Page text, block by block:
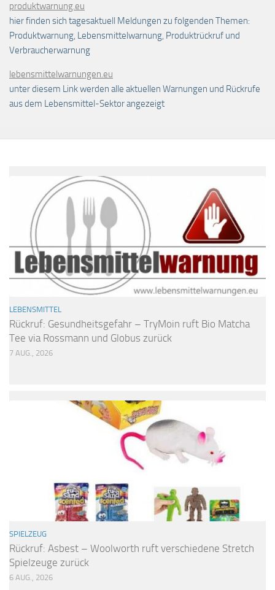
produktwarnung.eu
hier finden sich tagesaktuell Meldungen zu folgenden Themen:
Produktwarnung, Lebensmittelwarnung, Produktrückruf und
Verbraucherwarnung
lebensmittelwarnungen.eu
unter diesem Link werden alle aktuellen Warnungen und Rückrufe
aus dem Lebensmittel-Sektor angezeigt
LEBENSMITTEL
Rückruf: Gesundheitsgefahr – TryMoin ruft Bio Matcha
Tee via Rossmann und Globus zurück
7 AUG., 2026
SPIELZEUG
Rückruf: Asbest – Woolworth ruft verschiedene Stretch
Spielzeuge zurück
6 AUG., 2026